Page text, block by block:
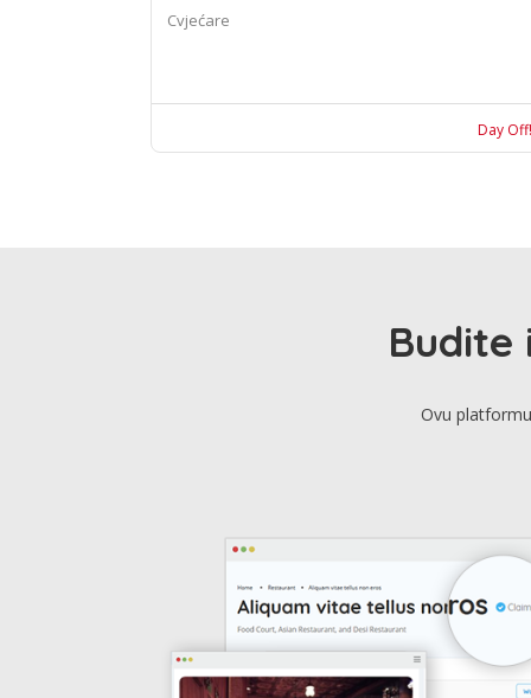
Cvjećare
Day
Budite
Ovu